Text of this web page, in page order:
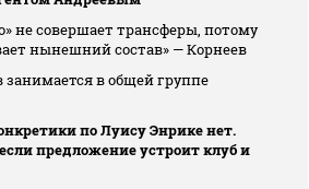
не совершает трансферы, потому
нынешний состав» — Корнеев
занимается в общей группе
по Луису Энрике нет.
предложение устроит клуб и